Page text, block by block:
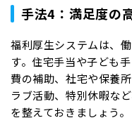
手法4：満足度の
福利厚生システムは、
す。住宅手当や子ども
費の補助、社宅や保養
ラブ活動、特別休暇な
を整えておきましょう。